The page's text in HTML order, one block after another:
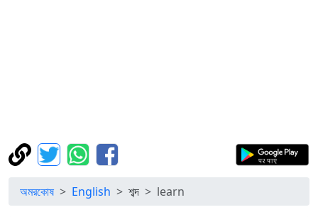
অমরকোষ English শব্দ learn